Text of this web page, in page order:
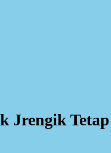
Jrengik